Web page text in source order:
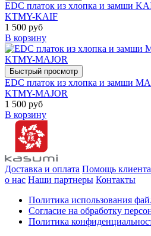
EDC платок из хлопка и замши
KTMY-KAIF
1 500 руб
В корзину
Быстрый просмотр
EDC платок из хлопка и замши
KTMY-MAJOR
1 500 руб
В корзину
Доставка и оплата Помощь
о нас Наши партнеры Контакты
Политика использования
Согласие на обработку
Политика